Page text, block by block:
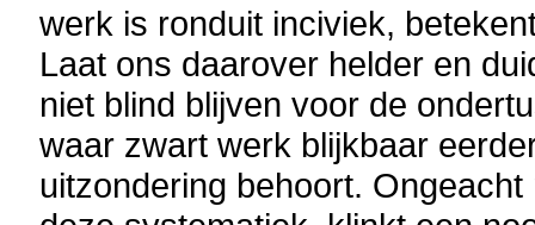
werk is ronduit inciviek,
Laat ons daarover helder en
niet blind blijven voor de
waar zwart werk blijkbaar
uitzondering behoort.